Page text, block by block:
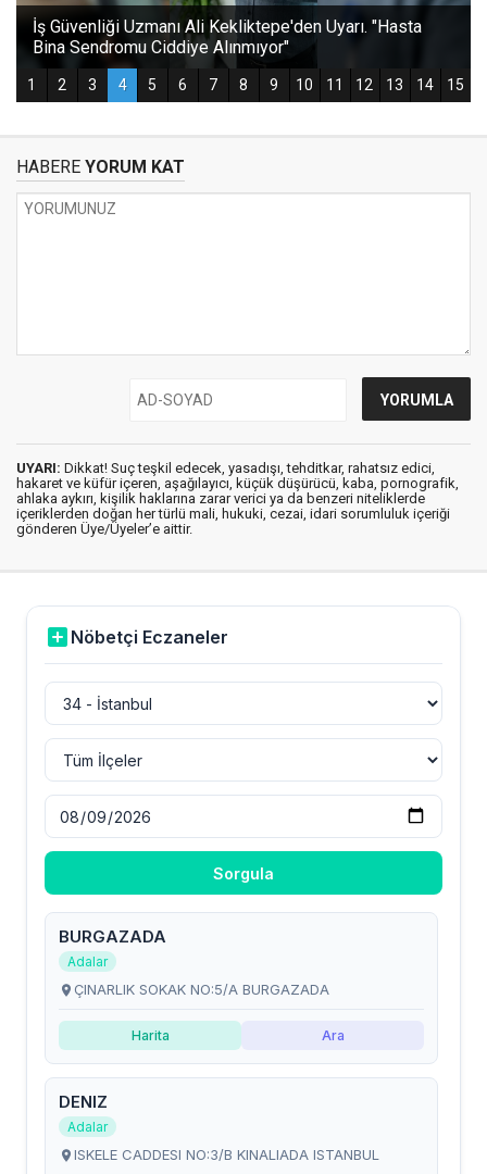
HABERE YORUM KAT
UYARI: Dikkat! Suç teşkil edecek, yasadışı, tehditkar, rahatsız edici,
hakaret ve küfür içeren, aşağılayıcı, küçük düşürücü, kaba, pornografik,
ahlaka aykırı, kişilik haklarına zarar verici ya da benzeri niteliklerde
içeriklerden doğan her türlü mali, hukuki, cezai, idari sorumluluk içeriği
gönderen Üye/Üyeler’e aittir.